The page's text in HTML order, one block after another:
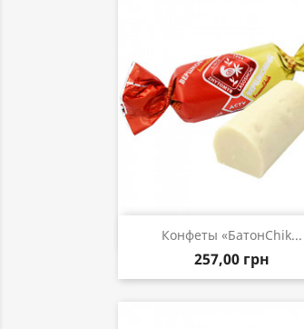
Конфеты «БатонChik...
257,00 грн
Быстрый просмотр